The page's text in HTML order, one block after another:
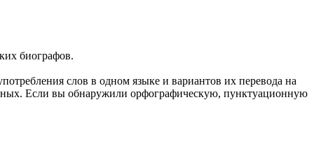
биографов.
слов в одном языке и вариантов их перевода на
Если вы обнаружили орфографическую, пунктуационную